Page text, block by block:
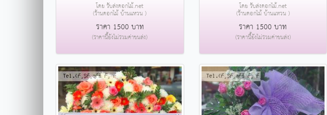
โดย รับส่งดอกไม้.net
(ร้านดอกไม้ บ้านแหวน )
ราคา 1500 บาท
(ราคานี้ยังไม่รวมค่าขนส่ง)
โดย รับส่งดอกไม้.net
(ร้านดอกไม้ บ้านแหวน )
ราคา 1500 บาท
(ราคานี้ยังไม่รวมค่าขนส่ง)